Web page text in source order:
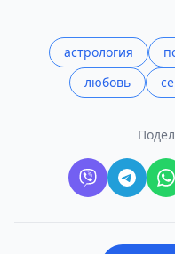
астрология
любовь